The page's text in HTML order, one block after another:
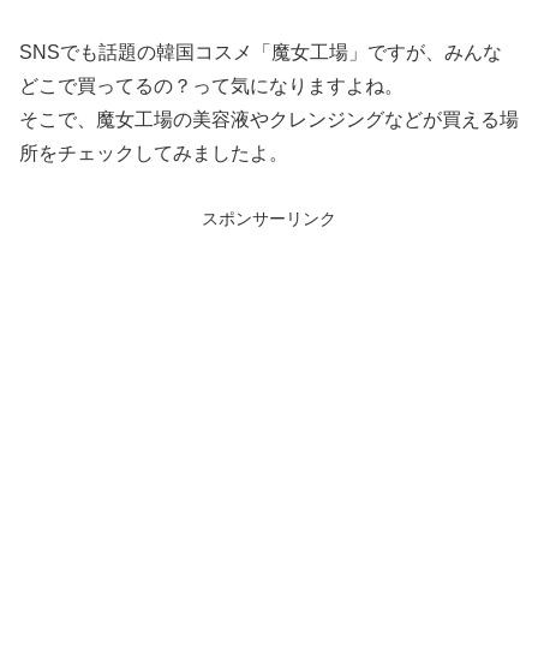
SNSでも話題の韓国コスメ「魔女工場」ですが、みんな
どこで買ってるの？って気になりますよね。
そこで、魔女工場の美容液やクレンジングなどが買える場
所をチェックしてみましたよ。
スポンサーリンク